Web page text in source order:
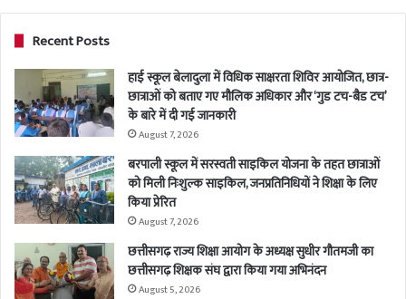
Recent Posts
हाई स्कूल बेलादुला में विधिक साक्षरता शिविर आयोजित, छात्र-
छात्राओं को बताए गए मौलिक अधिकार और ‘गुड टच-बैड टच’
के बारे में दी गई जानकारी
August 7, 2026
बरपाली स्कूल में सरस्वती साइकिल योजना के तहत छात्राओं
को मिली निःशुल्क साइकिल, जनप्रतिनिधियों ने शिक्षा के लिए
किया प्रेरित
August 7, 2026
छत्तीसगढ़ राज्य शिक्षा आयोग के अध्यक्ष सुधीर गौतमजी का
छत्तीसगढ़ शिक्षक संघ द्वारा किया गया अभिनंदन
August 5, 2026